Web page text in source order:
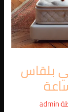
بلقاس
admin